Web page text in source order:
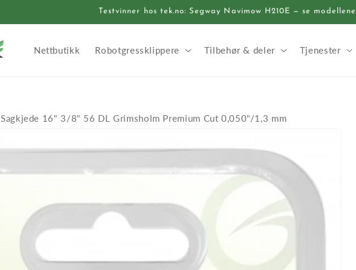
Testvinner hos tek.no: Segway Navimow H210E — se modellene
Nettbutikk Robotgressklippere Tilbehør & deler Tjenester
Sagkjede 16" 3/8" 56 DL Grimsholm Premium Cut 0,050"/1,3 mm